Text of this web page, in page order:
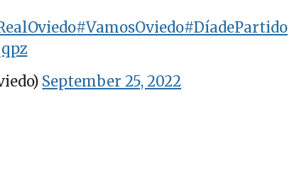
#VamosOviedo#DíadePartido
September 25, 2022